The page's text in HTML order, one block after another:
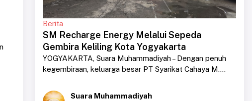
Berita
SM Recharge Energy Melalui Sepeda
Gembira Keliling Kota Yogyakarta
YOGYAKARTA, Suara Muhammadiyah – Dengan penuh
kegembiraan, keluarga besar PT Syarikat Cahaya M....
Suara Muhammadiyah